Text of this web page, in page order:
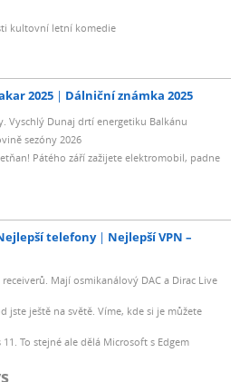
kultovní letní komedie
2025 Dálniční známka 2025
Vyschlý Dunaj drtí energetiku Balkánu
sezóny 2026
Pátého září zažijete elektromobil, padne
telefony
Nejlepší VPN –
Mají osmikanálový DAC a Dirac Live
jste ještě na světě. Víme, kde si je můžete
To stejné ale dělá Microsoft s Edgem